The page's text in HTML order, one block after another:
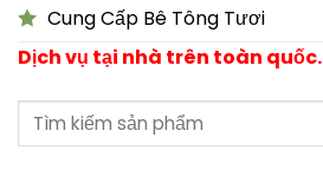
Cung Cấp Bê Tông Tươi
Dịch vụ tại nhà trên toàn quốc.